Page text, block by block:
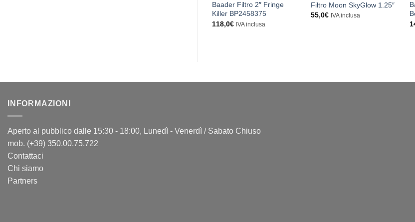
Baader Filtro 2″ Fringe
Killer BP2458375
118,0€ IVA inclusa
Filtro Moon SkyGlow 1.25″
55,0€ IVA inclusa
INFORMAZIONI
Aperto al pubblico dalle 15:30 - 18:00, Lunedì - Venerdì / Sabato Chiuso
mob. (+39) 350.00.75.722
Contattaci
Chi siamo
Partners